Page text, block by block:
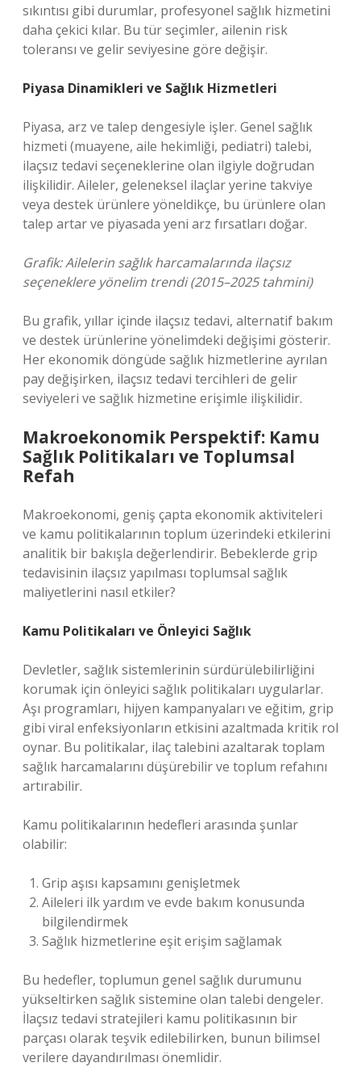
sıkıntısı gibi durumlar, profesyonel sağlık hizmetini
daha çekici kılar. Bu tür seçimler, ailenin risk
toleransı ve gelir seviyesine göre değişir.
Piyasa Dinamikleri ve Sağlık Hizmetleri
Piyasa, arz ve talep dengesiyle işler. Genel sağlık
hizmeti (muayene, aile hekimliği, pediatri) talebi,
ilaçsız tedavi seçeneklerine olan ilgiyle doğrudan
ilişkilidir. Aileler, geleneksel ilaçlar yerine takviye
veya destek ürünlere yöneldikçe, bu ürünlere olan
talep artar ve piyasada yeni arz fırsatları doğar.
Grafik: Ailelerin sağlık harcamalarında ilaçsız
seçeneklere yönelim trendi (2015–2025 tahmini)
Bu grafik, yıllar içinde ilaçsız tedavi, alternatif bakım
ve destek ürünlerine yönelimdeki değişimi gösterir.
Her ekonomik döngüde sağlık hizmetlerine ayrılan
pay değişirken, ilaçsız tedavi tercihleri de gelir
seviyeleri ve sağlık hizmetine erişimle ilişkilidir.
Makroekonomik Perspektif: Kamu
Sağlık Politikaları ve Toplumsal
Refah
Makroekonomi, geniş çapta ekonomik aktiviteleri
ve kamu politikalarının toplum üzerindeki etkilerini
analitik bir bakışla değerlendirir. Bebeklerde grip
tedavisinin ilaçsız yapılması toplumsal sağlık
maliyetlerini nasıl etkiler?
Kamu Politikaları ve Önleyici Sağlık
Devletler, sağlık sistemlerinin sürdürülebilirliğini
korumak için önleyici sağlık politikaları uygularlar.
Aşı programları, hijyen kampanyaları ve eğitim, grip
gibi viral enfeksiyonların etkisini azaltmada kritik rol
oynar. Bu politikalar, ilaç talebini azaltarak toplam
sağlık harcamalarını düşürebilir ve toplum refahını
artırabilir.
Kamu politikalarının hedefleri arasında şunlar
olabilir:
Grip aşısı kapsamını genişletmek
Aileleri ilk yardım ve evde bakım konusunda
bilgilendirmek
Sağlık hizmetlerine eşit erişim sağlamak
Bu hedefler, toplumun genel sağlık durumunu
yükseltirken sağlık sistemine olan talebi dengeler.
İlaçsız tedavi stratejileri kamu politikasının bir
parçası olarak teşvik edilebilirken, bunun bilimsel
verilere dayandırılması önemlidir.